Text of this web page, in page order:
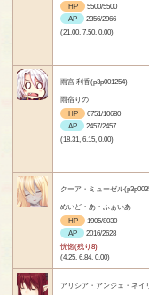
HP
5500/5500
AP
2356/2966
(21.00, 7.50, 0.00)
雨宮 利香(p3p001254)
雨宿りの
HP
6751/10680
AP
2457/2457
(18.31, 6.15, 0.00)
クーア・ミューゼル
めいど・あ・ふぁいあ
HP
1905/8030
AP
2016/2628
恍惚(残り8)
(4.25, 6.84, 0.00)
アリシア・アンジェ・ネイ